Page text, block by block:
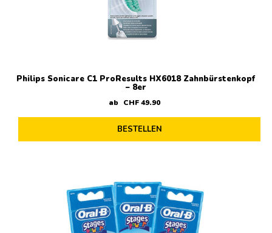
Philips Sonicare C1 ProResults HX6018 Zahnbürstenkopf
– 8er
ab CHF49.90
BESTELLEN